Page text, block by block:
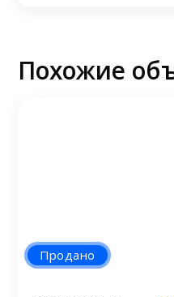
Похожие
Продано